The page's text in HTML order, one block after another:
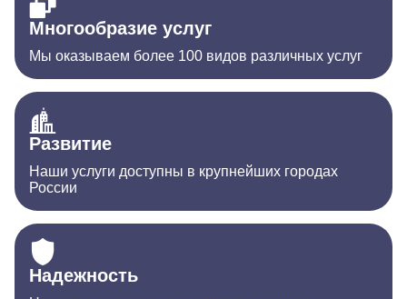
Многообразие услуг
Мы оказываем более 100 видов различных услуг
Развитие
Наши услуги доступны в крупнейших городах
России
Надежность